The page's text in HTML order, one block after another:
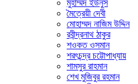
মুহাম্মদ ইউনুস
মৈত্রেয়ী দেবী
মোহাম্মদ নাজিম উদ্দিন
রবীন্দ্রনাথ ঠাকুর
শওকত ওসমান
শরৎচন্দ্র চট্টোপাধ্যায়
শামসুর রাহমান
শেখ মুজিবুর রহমান